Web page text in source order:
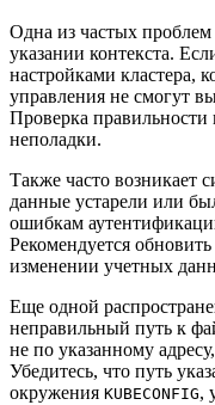
Одна из частых проблем
указании контекста.
настройками кластера,
управления не смогут
Проверка правильности
неполадки.
Также часто возникает
данные устарели или
ошибкам
Рекомендуется
изменении учетных
Еще одной
неправильный путь к
не по указанному
Убедитесь, что путь
окружения KUBECONFIG,